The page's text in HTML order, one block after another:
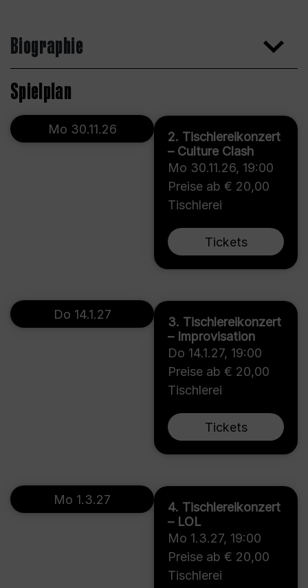
Biographie
Spielplan
2. Tischlereikonzert
– Culture Clash
Mo 30.11.26, 19:00
Preise ab € 20,00
Tischlerei
Tickets
Mo 30.11.26
3. Tischlereikonzert
– Improvisation
Do 14.1.27, 19:00
Preise ab € 20,00
Tischlerei
Tickets
Do 14.1.27
4. Tischlereikonzert
– LOL
Mo 1.3.27, 19:00
Preise ab € 20,00
Tischlerei
Mo 1.3.27